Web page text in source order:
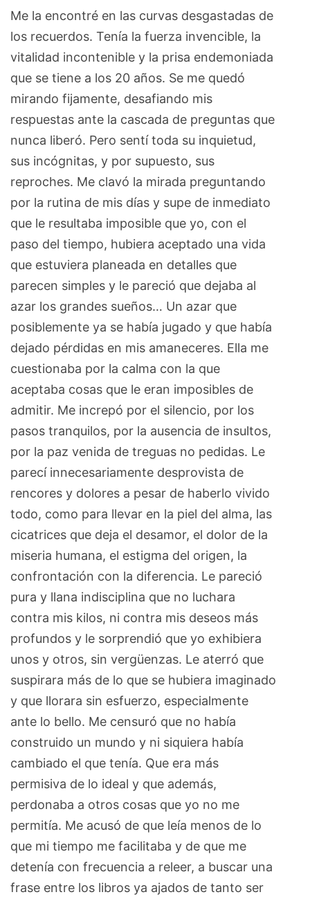
Me la encontré en las curvas desgastadas de
los recuerdos. Tenía la fuerza invencible, la
vitalidad incontenible y la prisa endemoniada
que se tiene a los 20 años. Se me quedó
mirando fijamente, desafiando mis
respuestas ante la cascada de preguntas que
nunca liberó. Pero sentí toda su inquietud,
sus incógnitas, y por supuesto, sus
reproches. Me clavó la mirada preguntando
por la rutina de mis días y supe de inmediato
que le resultaba imposible que yo, con el
paso del tiempo, hubiera aceptado una vida
que estuviera planeada en detalles que
parecen simples y le pareció que dejaba al
azar los grandes sueños… Un azar que
posiblemente ya se había jugado y que había
dejado pérdidas en mis amaneceres. Ella me
cuestionaba por la calma con la que
aceptaba cosas que le eran imposibles de
admitir. Me increpó por el silencio, por los
pasos tranquilos, por la ausencia de insultos,
por la paz venida de treguas no pedidas. Le
parecí innecesariamente desprovista de
rencores y dolores a pesar de haberlo vivido
todo, como para llevar en la piel del alma, las
cicatrices que deja el desamor, el dolor de la
miseria humana, el estigma del origen, la
confrontación con la diferencia. Le pareció
pura y llana indisciplina que no luchara
contra mis kilos, ni contra mis deseos más
profundos y le sorprendió que yo exhibiera
unos y otros, sin vergüenzas. Le aterró que
suspirara más de lo que se hubiera imaginado
y que llorara sin esfuerzo, especialmente
ante lo bello. Me censuró que no había
construido un mundo y ni siquiera había
cambiado el que tenía. Que era más
permisiva de lo ideal y que además,
perdonaba a otros cosas que yo no me
permitía. Me acusó de que leía menos de lo
que mi tiempo me facilitaba y de que me
detenía con frecuencia a releer, a buscar una
frase entre los libros ya ajados de tanto ser